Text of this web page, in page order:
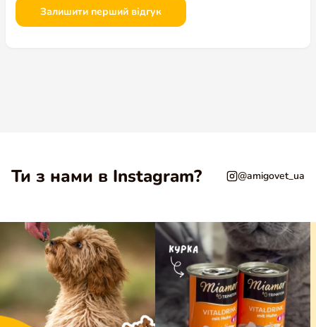
Залишити перший відгук
Ти з нами в Instagram? @amigovet_ua